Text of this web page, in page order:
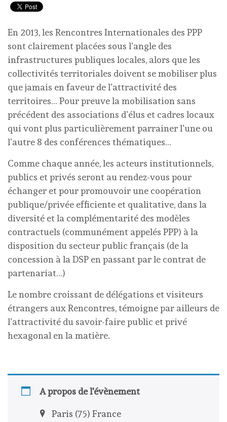
En 2013, les Rencontres Internationales des PPP
sont clairement placées sous l’angle des
infrastructures publiques locales, alors que les
collectivités territoriales doivent se mobiliser plus
que jamais en faveur de l’attractivité des
territoires… Pour preuve la mobilisation sans
précédent des associations d’élus et cadres locaux
qui vont plus particulièrement parrainer l’une ou
l’autre 8 des conférences thématiques…
Comme chaque année, les acteurs institutionnels,
publics et privés seront au rendez-vous pour
échanger et pour promouvoir une coopération
publique/privée efficiente et qualitative, dans la
diversité et la complémentarité des modèles
contractuels (communément appelés PPP) à la
disposition du secteur public français (de la
concession à la DSP en passant par le contrat de
partenariat…)
Le nombre croissant de délégations et visiteurs
étrangers aux Rencontres, témoigne par ailleurs de
l’attractivité du savoir-faire public et privé
hexagonal en la matière.
A propos de l'évènement
Paris (75) France